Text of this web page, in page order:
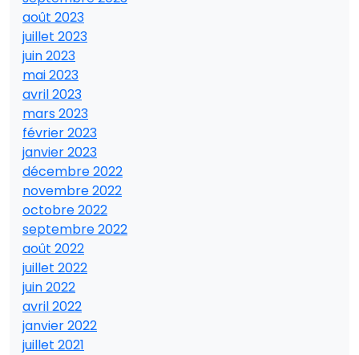
août 2023
juillet 2023
juin 2023
mai 2023
avril 2023
mars 2023
février 2023
janvier 2023
décembre 2022
novembre 2022
octobre 2022
septembre 2022
août 2022
juillet 2022
juin 2022
avril 2022
janvier 2022
juillet 2021